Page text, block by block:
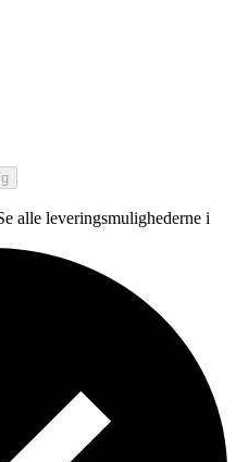
alle leveringsmulighederne i